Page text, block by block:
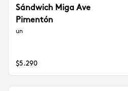
Sándwich Miga Ave
Pimentón
un
$5.290